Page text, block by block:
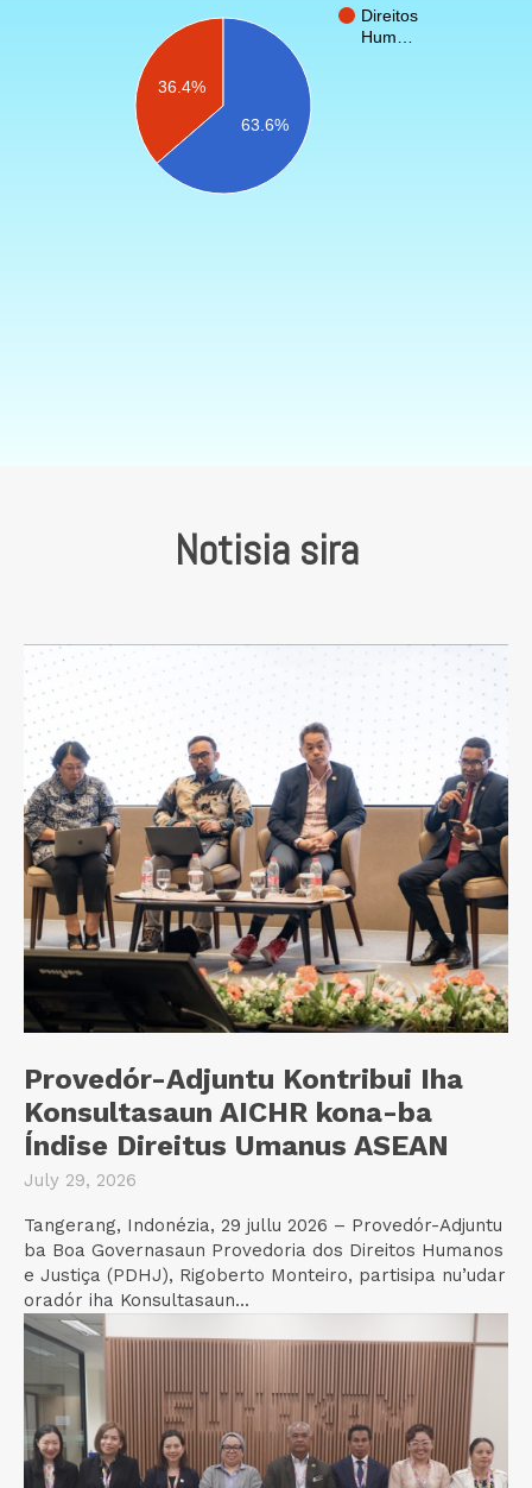
Direitos
Hum…
36.4%
63.6%
Notisia sira
Provedór-Adjuntu Kontribui Iha
Konsultasaun AICHR kona-ba
Índise Direitus Umanus ASEAN
July 29, 2026
Tangerang, Indonézia, 29 jullu 2026 – Provedór-Adjuntu
ba Boa Governasaun Provedoria dos Direitos Humanos
e Justiça (PDHJ), Rigoberto Monteiro, partisipa nu’udar
oradór iha Konsultasaun...